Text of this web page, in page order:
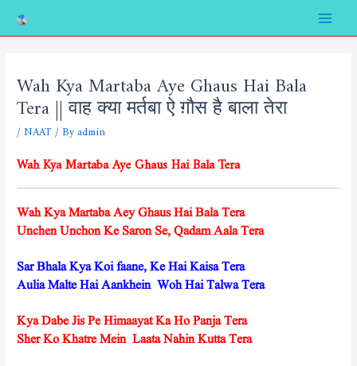
content
Main
Menu
Wah Kya Martaba Aye Ghaus Hai Bala
Tera || वाह क्या मर्तबा ऐ ग़ौस है बाला तेरा
/NAAT/ Byadmin
Wah Kya Martaba Aye Ghaus Hai Bala Tera
Wah Kya Martaba Aey Ghaus Hai Bala Tera
Unchen Unchon Ke Saron Se, Qadam Aala Tera
Sar Bhala Kya Koi faane, Ke Hai Kaisa Tera
Aulia Malte Hai Aankhein Woh Hai Talwa Tera
Kya Dabe Jis Pe Himaayat Ka Ho Panja Tera
Sher Ko Khatre Mein Laata Nahin Kutta Tera
Post
navigation